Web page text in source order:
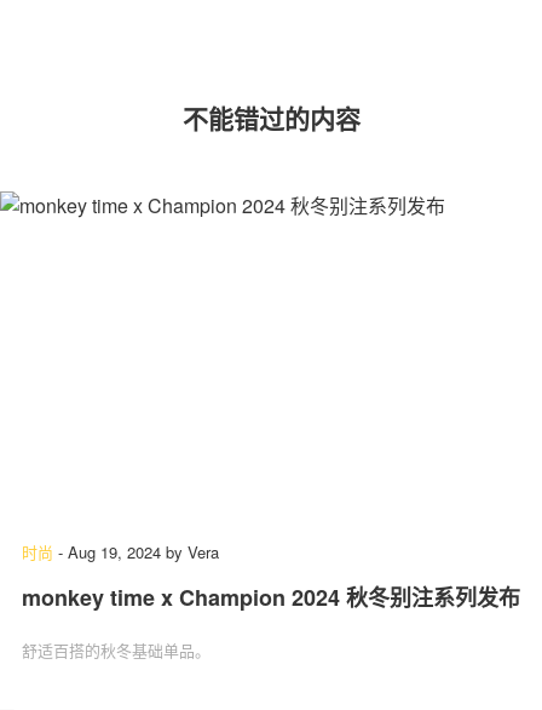
不能错过的内容
时尚 - Aug 19, 2024 by Vera
monkey time x Champion 2024 秋冬别注系列发布
舒适百搭的秋冬基础单品。